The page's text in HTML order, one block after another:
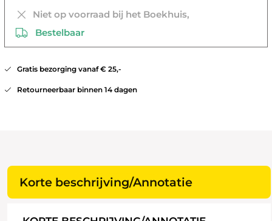
Niet op voorraad bij het Boekhuis,
Bestelbaar
Gratis bezorging vanaf € 25,-
Retourneerbaar binnen 14 dagen
Korte beschrijving/Annotatie